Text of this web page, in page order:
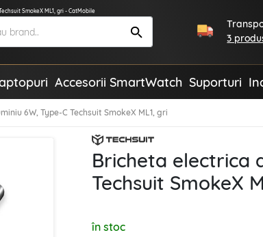
SmokeX ML1, gri - CatMobile
3
Accesorii SmartWatch Suporturi
6W, Type-C Techsuit SmokeX ML1, gri
Bricheta electrica
Techsuit SmokeX
în stoc